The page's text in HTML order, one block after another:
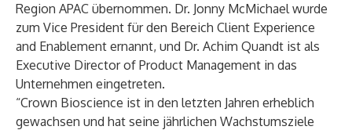
Region APAC übernommen. Dr. Jonny McMichael wurde
zum Vice President für den Bereich Client Experience
and Enablement ernannt, und Dr. Achim Quandt ist als
Executive Director of Product Management in das
Unternehmen eingetreten.
“Crown Bioscience ist in den letzten Jahren erheblich
gewachsen und hat seine jährlichen Wachstumsziele